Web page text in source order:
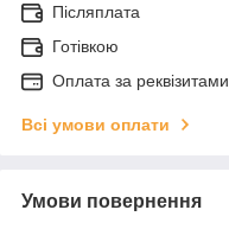
Післяплата
Готівкою
Оплата за реквізитами
Всі умови оплати
Умови повернення